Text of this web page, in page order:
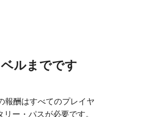
ルまでです
報酬はすべてのプレイヤ
ー・パスが必要です。